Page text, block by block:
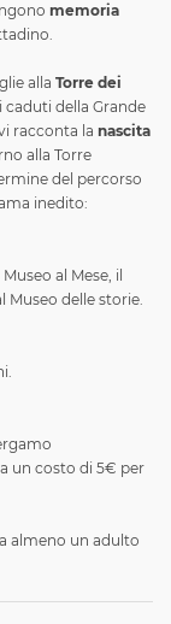
memoria
alla Torre dei
della Grande
racconta la nascita
alla Torre
del percorso
inedito:
al Mese, il
delle storie.
un costo di 5€ per
almeno un adulto